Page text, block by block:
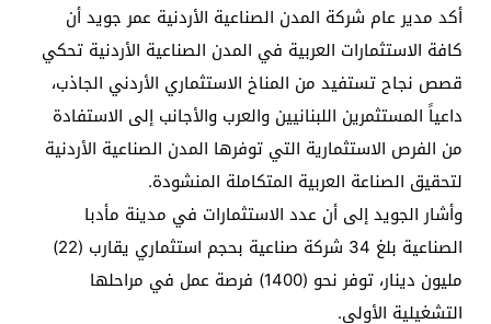
أكد مدير عام شركة المدن الصناعية الأردنية عمر جويد أن
كافة الاستثمارات العربية في المدن الصناعية الأردنية تحكي
قصص نجاح تستفيد من المناخ الاستثماري الأردني الجاذب،
داعياً المستثمرين اللبنانيين والعرب والأجانب إلى الاستفادة
من الفرص الاستثمارية التي توفرها المدن الصناعية الأردنية
لتحقيق الصناعة العربية المتكاملة المنشودة.
وأشار الجويد إلى أن عدد الاستثمارات في مدينة مأدبا
الصناعية بلغ 34 شركة صناعية بحجم استثماري يقارب (22)
مليون دينار، توفر نحو (1400) فرصة عمل في مراحلها
التشغيلية الأولى.